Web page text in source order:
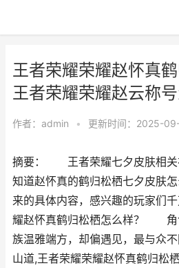
王者荣耀荣耀赵怀真
王者荣耀荣耀赵云称
作者： admin • 更新时间：2025-
摘要： 王者荣耀七夕皮肤相关
知道赵怀真的鹤归松栖七夕皮肤
来的具体内容，感兴趣的玩家们
耀赵怀真鹤归松栖怎么样？
族温雅端方，却偏遇见，最与
山道,王者荣耀荣耀赵怀真鹤归松